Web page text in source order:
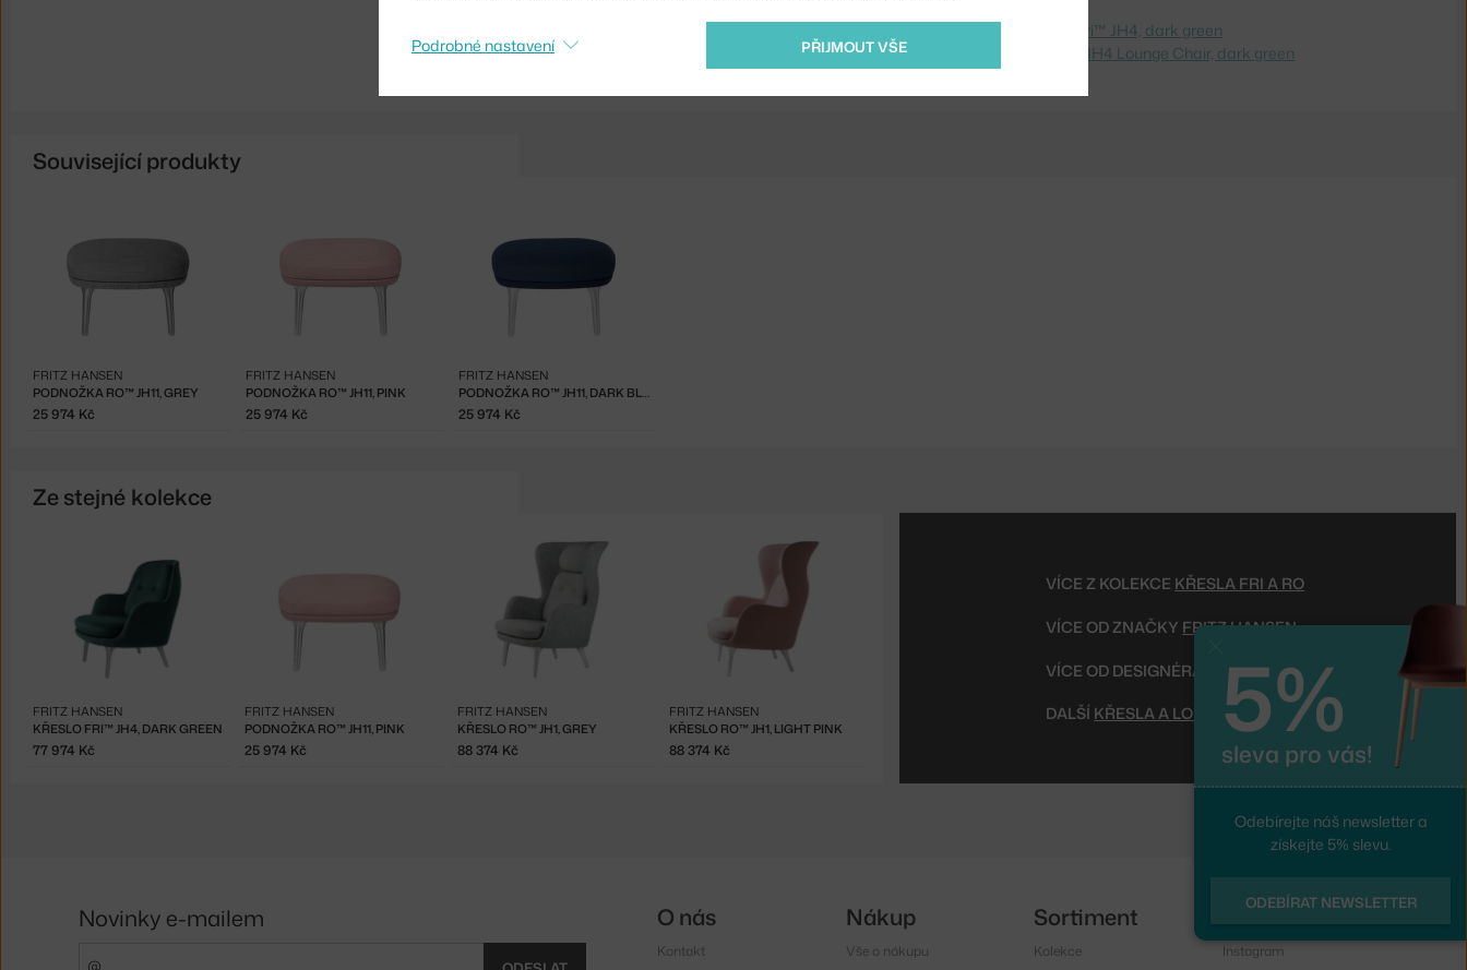
Kreslo Fri™ JH4, dark green
Shopping from the EU? Switch to
Fri™ JH4 Lounge Chair, dark green
Související produkty
PODNOŽKA RO™ JH11, GREY
FRITZ HANSEN
25 974 Kč
PODNOŽKA RO™ JH11, PINK
FRITZ HANSEN
25 974 Kč
PODNOŽKA RO™ JH11, DARK BLUE
FRITZ HANSEN
25 974 Kč
Ze stejné kolekce
KŘESLO FRI™ JH4, DARK GREEN
FRITZ HANSEN
77 974 Kč
PODNOŽKA RO™ JH11, PINK
FRITZ HANSEN
25 974 Kč
KŘESLO RO™ JH1, GREY
FRITZ HANSEN
88 374 Kč
KŘESLO RO™ JH1, LIGHT PINK
FRITZ HANSEN
88 374 Kč
VÍCE Z KOLEKCE KŘESLA FRI A RO
VÍCE OD ZNAČKY FRITZ HANSEN
VÍCE OD DESIGNÉRA JAIME HAYÓN
DALŠÍ KŘESLA A LOUNGE ŽIDLE
PŘIJMOUT VŠE
Podrobné nastavení
5%
sleva pro vás!
Odebírejte náš newsletter a
získejte 5% slevu.
ODEBÍRAT NEWSLETTER
Novinky e-mailem O nás
Kontakt
Nákup
Vše o nákupu
Sortiment
Kolekce
Sledujte nás
Instagram